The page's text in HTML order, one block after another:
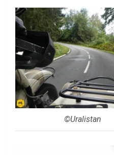
©Uralistan